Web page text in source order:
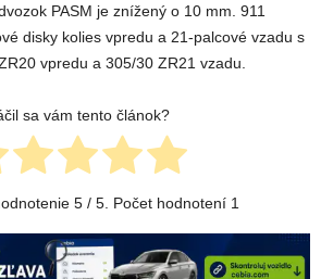
PASM je znížený o 10 mm. 911
disky kolies vpredu a 21-palcové vzadu s
vpredu a 305/30 ZR21 vzadu.
sa vám tento článok?
5/ 5. Počet hodnotení 1